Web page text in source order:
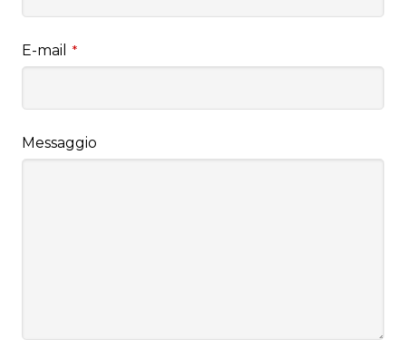
E-mail *
Messaggio